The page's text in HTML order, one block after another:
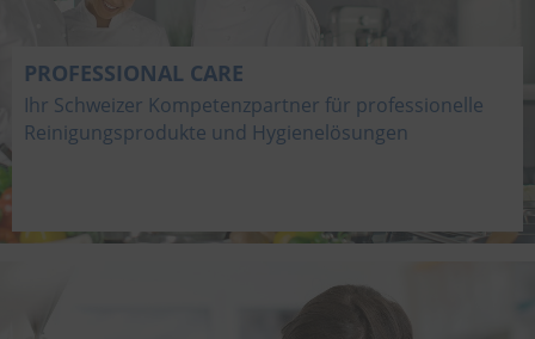
PROFESSIONAL CARE
Ihr Schweizer Kompetenzpartner für professionelle
Reinigungsprodukte und Hygienelösungen